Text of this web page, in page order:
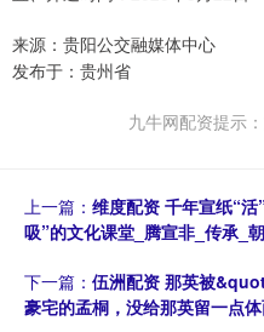
来源：贵阳公交融媒体中心
发布于：贵州省
九牛网配资提示
上一篇： 维度配资 千年宣纸“
吸”的文化课堂_腾宣非_传承_
下一篇： 伍洲配资 那英被
豪宅的孟桐，没给那英留一点